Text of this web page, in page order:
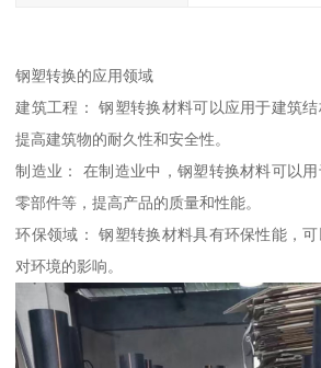
钢塑转换的应用领域
建筑工程： 钢塑转换材料可以应用于建筑结
提高建筑物的耐久性和安全性。
制造业： 在制造业中，钢塑转换材料可以
零部件等，提高产品的质量和性能。
环保领域： 钢塑转换材料具有环保性能，
对环境的影响。